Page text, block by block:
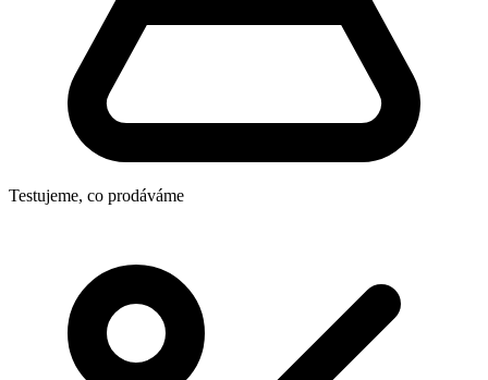
Testujeme, co prodáváme